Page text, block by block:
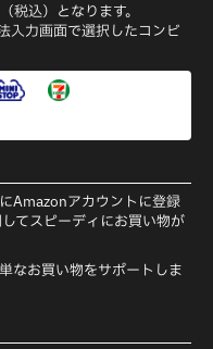
税込）となります。
入力画面で選択したコンビ
Amazonアカウントに登録
てスピーディにお買い物が
なお買い物をサポートしま